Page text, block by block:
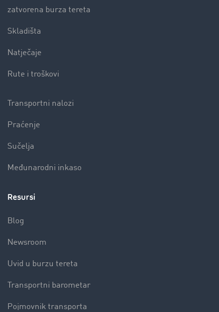
zatvorena burza tereta
Skladišta
Natječaje
Rute i troškovi
Transportni nalozi
Praćenje
Sučelja
Međunarodni inkaso
Resursi
Blog
Newsroom
Uvid u burzu tereta
Transportni barometar
Pojmovnik transporta